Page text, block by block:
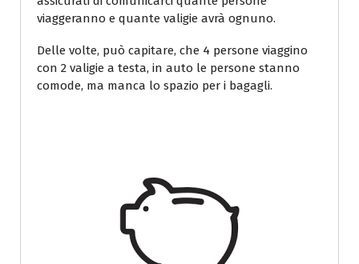
viaggeranno e quante valigie avrà ognuno.
Delle volte, può capitare, che 4 persone viaggino
con 2 valigie a testa, in auto le persone stanno
comode, ma manca lo spazio per i bagagli.